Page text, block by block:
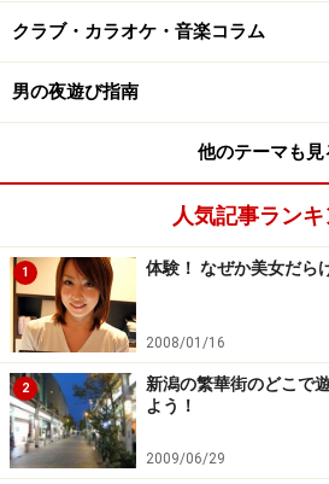
クラブ・カラオケ・音楽コラム
男の夜遊び指南
他のテーマも見
人気記事ラン
1 体験！ なぜか美女だら
2008/01/16
2
新潟の繁華街のどこで
よう！
2009/06/29